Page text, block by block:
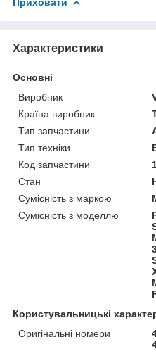
Характеристики
Основні
Виробник
Країна виробник
Тип запчастини
Тип техніки
Код запчастини
Стан
Сумісність з маркою
Сумісність з моделлю
Користувальницькі
Оригінальні номери